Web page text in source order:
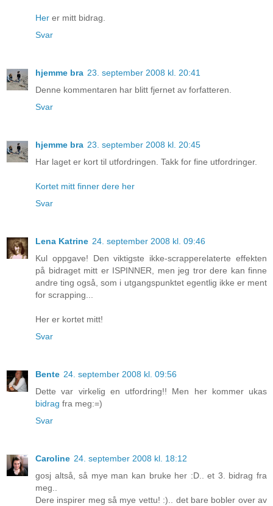
Her er mitt bidrag.
Svar
hjemme bra 23. september 2008 kl. 20:41
Denne kommentaren har blitt fjernet av forfatteren.
Svar
hjemme bra 23. september 2008 kl. 20:45
Har laget er kort til utfordringen. Takk for fine utfordringer.
Kortet mitt finner dere her
Svar
Lena Katrine 24. september 2008 kl. 09:46
Kul oppgave! Den viktigste ikke-scrapperelaterte effekten
på bidraget mitt er ISPINNER, men jeg tror dere kan finne
andre ting også, som i utgangspunktet egentlig ikke er ment
for scrapping...
Her er kortet mitt!
Svar
Bente 24. september 2008 kl. 09:56
Dette var virkelig en utfordring!! Men her kommer ukas
bidrag fra meg:=)
Svar
Caroline 24. september 2008 kl. 18:12
gosj altså, så mye man kan bruke her :D.. et 3. bidrag fra
meg..
Dere inspirer meg så mye vettu! :).. det bare bobler over av